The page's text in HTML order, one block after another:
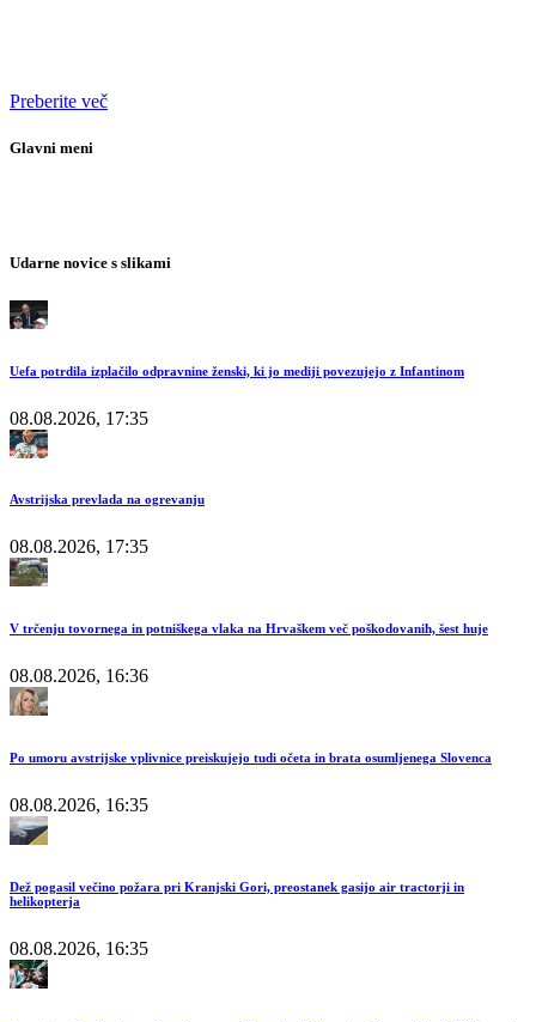
Preberite več
Glavni meni
Udarne novice s slikami
Uefa potrdila izplačilo odpravnine ženski, ki jo mediji povezujejo z Infantinom
08.08.2026, 17:35
Avstrijska prevlada na ogrevanju
08.08.2026, 17:35
V trčenju tovornega in potniškega vlaka na Hrvaškem več poškodovanih, šest huje
08.08.2026, 16:36
Po umoru avstrijske vplivnice preiskujejo tudi očeta in brata osumljenega Slovenca
08.08.2026, 16:35
Dež pogasil večino požara pri Kranjski Gori, preostanek gasijo air tractorji in
helikopterja
08.08.2026, 16:35